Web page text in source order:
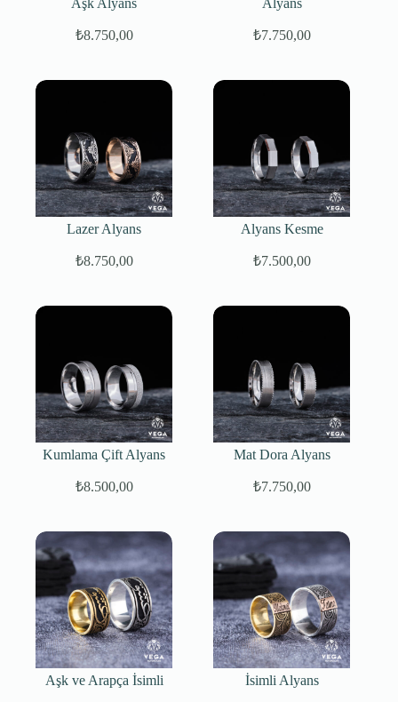
Aşk Alyans
₺8.750,00
Alyans
₺7.750,00
Lazer Alyans
₺8.750,00
Alyans Kesme
₺7.500,00
Kumlama Çift Alyans
₺8.500,00
Mat Dora Alyans
₺7.750,00
Aşk ve Arapça İsimli İsimli Alyans